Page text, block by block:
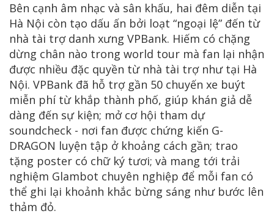
Bên cạnh âm nhạc và sân khấu, hai đêm diễn tại
Hà Nội còn tạo dấu ấn bởi loạt “ngoại lệ” đến từ
nhà tài trợ danh xưng VPBank. Hiếm có chặng
dừng chân nào trong world tour mà fan lại nhận
được nhiều đặc quyền từ nhà tài trợ như tại Hà
Nội. VPBank đã hỗ trợ gần 50 chuyến xe buýt
miễn phí từ khắp thành phố, giúp khán giả dễ
dàng đến sự kiện; mở cơ hội tham dự
soundcheck - nơi fan được chứng kiến G-
DRAGON luyện tập ở khoảng cách gần; trao
tặng poster có chữ ký tươi; và mang tới trải
nghiệm Glambot chuyên nghiệp để mỗi fan có
thể ghi lại khoảnh khắc bừng sáng như bước lên
thảm đỏ.